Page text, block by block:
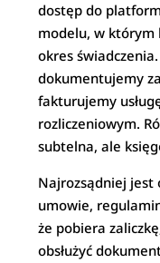
dostęp do
modelu, w którym
okres
dokumentujemy
fakturujemy
rozliczeniowym.
subtelna, ale
Najrozsądniej jest
umowie,
że pobiera
obsłużyć